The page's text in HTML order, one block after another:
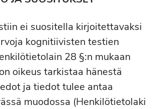
ei suositella kirjoitettavaksi
kognitiivisten testien
28 §:n mukaan
oikeus tarkistaa hänestä
ja tiedot tulee antaa
muodossa (Henkilötietolaki